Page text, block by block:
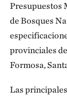
Presupuestos
de Bosques
provinciales
Formosa,
Las